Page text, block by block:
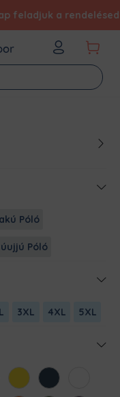
feladjuk a rendelésed
Póló
Póló
3XL 4XL 5XL
Citromsárga
Denim